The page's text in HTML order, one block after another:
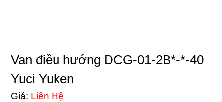
Van điều hướng DCG-01-2B*-*-40
Yuci Yuken
Giá: Liên Hệ